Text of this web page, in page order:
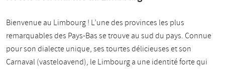
Bienvenue au Limbourg ! L’une des provinces les plus
remarquables des Pays-Bas se trouve au sud du pays. Connue
pour son dialecte unique, ses tourtes délicieuses et son
Carnaval (vasteloavend), le Limbourg a une identité forte qui